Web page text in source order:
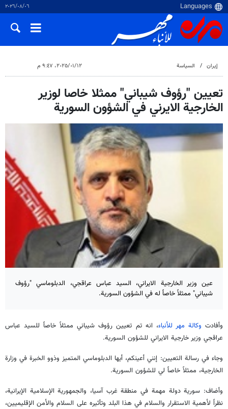
٠٦‏/٠٨‏/٢٠٢٦
إيران السياسة ١٢‏/٠١‏/٢٠٢٥، ٩:٤٧ م
تعيين "رؤوف شيباني" ممثلا خاصا لوزير
الخارجية الايرني في الشؤون السورية
عين وزير الخارجية الايراني، السيد عباس عراقجي، الدبلوماسي "رؤوف
شيباني" ممثلاً خاصاً له في الشؤون السورية.
وأفادت وكالة مهر للأنباء، انه تم تعيين رؤوف شيباني ممثلاً خاصاً للسيد عباس
عراقجي وزير خارجية الايراني للشؤون السورية.
وجاء في رسالة التعيين: إنني أعينكم، أيها الدبلوماسي المتميز وذوو الخبرة في وزارة
الخارجية، ممثلاً خاصاً لي للشؤون السورية.
وأضاف: سورية دولة مهمة في منطقة غرب آسيا، والجمهورية الإسلامية الإيرانية،
نظراً لأهمية الاستقرار والسلام في هذا البلد وتأثيره على السلام والأمن الإقليميين،